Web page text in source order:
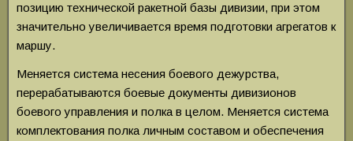
позицию технической ракетной базы дивизии, при этом
значительно увеличивается время подготовки агрегатов к
маршу.
Меняется система несения боевого дежурства,
перерабатываются боевые документы дивизионов
боевого управления и полка в целом. Меняется система
комплектования полка личным составом и обеспечения